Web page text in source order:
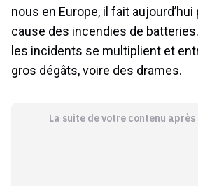
nous en Europe, il fait aujourd’hui
cause des incendies de
les incidents se multiplient et
gros dégâts, voire des drames.
La suite de votre contenu